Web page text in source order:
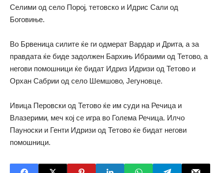
Селими од село Порој, тетовско и Идрис Сали од
Боговиње.
Во Брвеница силите ќе ги одмерат Вардар и Дрита, а за
правдата ќе биде задолжен Бархињ Ибраими од Тетово, а
негови помошници ќе бидат Идриз Идризи од Тетово и
Орхан Сабрии од село Шемшово, Јегуновце.
Ивица Перовски од Тетово ќе им суди на Речица и
Влазерими, меч кој се игра во Голема Речица. Илчо
Пауноски и Генти Идризи од Тетово ќе бидат негови
помошници.